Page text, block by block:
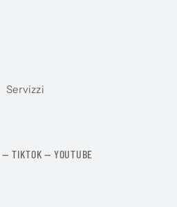
Servizzi
— TIKTOK — YOUTUBE